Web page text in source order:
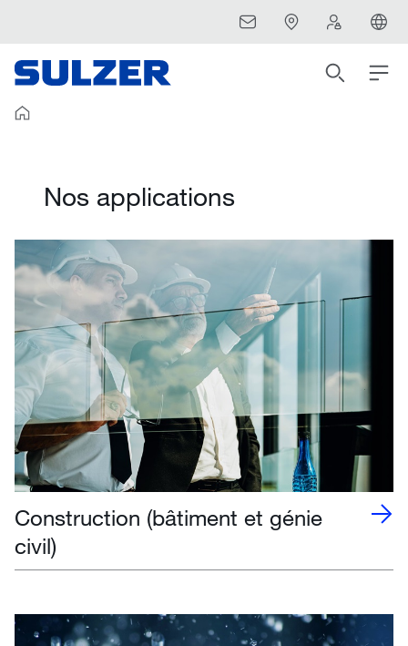
Nos applications
Construction (bâtiment et génie
civil)